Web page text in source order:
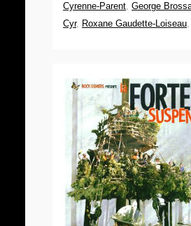
Cyrenne-Parent, George
Cyr, Roxane Gaudette-Loiseau,